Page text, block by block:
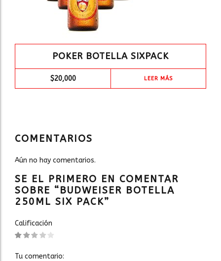
POKER BOTELLA SIXPACK
$20,000 LEER MÁS
COMENTARIOS
Aún no hay comentarios.
SE EL PRIMERO EN COMENTAR
SOBRE “BUDWEISER BOTELLA
250ML SIX PACK”
Calificación
Tu comentario: